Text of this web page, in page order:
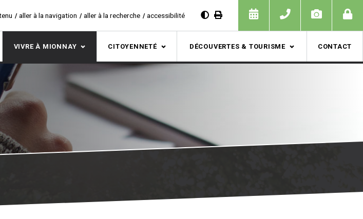
aller à la navigation aller à la recherche accessibilité
VIVRE À MIONNAY CITOYENNETÉ DÉCOUVERTES & TOURISME CONTACT